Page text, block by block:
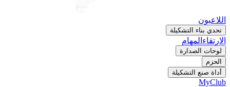
اللاعبون
تحدي بناء التشكيلة
الارتقاء المهام
لوحات الصدارة
الحزم
أداة صنع التشكيلة
MyClub